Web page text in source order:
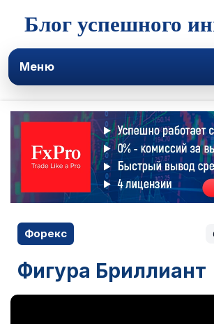
Блог успешного
Меню
Форекс
Фигура Бриллиант